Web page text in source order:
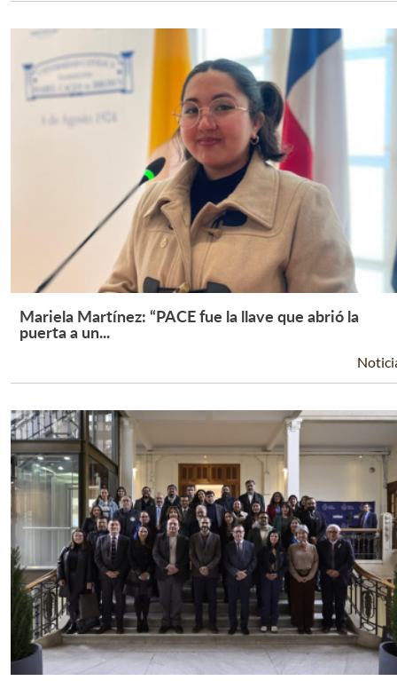
Leer Más +
Mariela Martínez: “PACE fue la llave que abrió la
puerta a un...